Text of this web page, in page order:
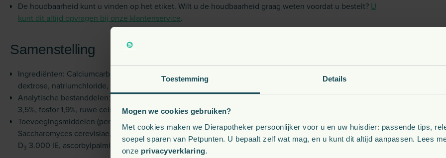
Toestemming Details
Mogen we cookies gebruiken?
Met cookies maken we Dierapotheker persoonlijker voor u en uw huisdier: passende tips,
soepel sparen van Petpunten. U bepaalt zelf wat mag, en u kunt dit altijd aanpassen. Lees
onze privacyverklaring.
De houdbaarheid kunt u vinden op het etiket. Wilt u de houdbaarheid graag weten voordat u bestelt? U
kunt dit altijd opvragen bij onze klantenservice.
Samenstelling
Ingrediënten: Calcium­carbonaat, dode gist van Saccharomyces cerevisiae soorten 16,6%, lactose,
dextrose, natrium­chloride, dicalcium­fosfaat.
Analytische bestanddelen: Ruwe as 43%, calcium 10%, vocht 7% ruw eiwit 6,5%, natrium 6,5%, ruw vet
3,5%, fosfor 1,9%, ruwe celstof 0,3%, magnesium 0,2%.
Toevoegingsmiddelen (per kg): Zink 4.000 mg, koper 250 mg, selenium (geseleniseerde gist -
Saccharomyces cerevisiae, geïnactiveerd) 9 mg, vitamine A 300.000 IE, vitamine E 4.000 IE, vitamine
D3 3.000 IE, ascorbyl­palmitaat 9.900 mg.